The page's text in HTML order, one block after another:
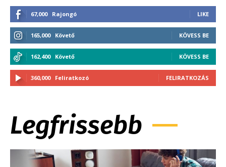
67,000 Rajongó LIKE
165,000 Követő KÖVESS BE
162,400 Követő KÖVESS BE
360,000 Feliratkozó FELIRATKOZÁS
Legfrissebb